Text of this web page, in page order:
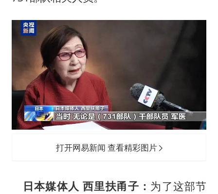
打开网易新闻 查看精彩图片
日本媒体人 西里扶甬子： 为了这部节